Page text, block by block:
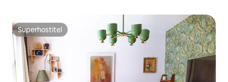
Superhostitel
Superhostitel